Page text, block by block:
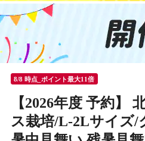
8/8 時点_ポイント最大11倍
【2026年度 予約】
ス栽培/L-2Lサイズ/